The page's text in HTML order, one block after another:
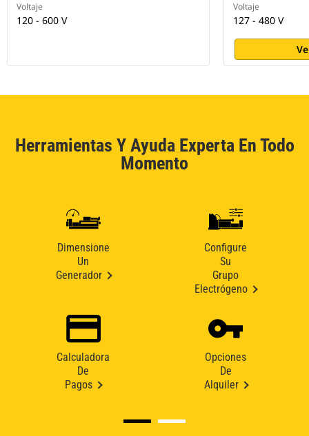
Voltaje
120 - 600 V
Voltaje
127 - 480 V
Herramientas Y Ayuda Experta En Todo
Momento
Dimensione
Un
Generador
Configure
Su
Grupo
Electrógeno
Calculadora
De
Pagos
Opciones
De
Alquiler